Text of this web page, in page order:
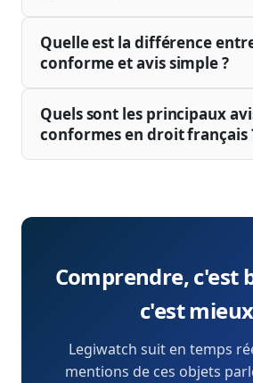
Quelle est la différence
conforme et avis simple ?
Quels sont les principaux
conformes en droit français
Comprendre, c'est
c'est
Legiwatch suit en temps
mentions de ces objets